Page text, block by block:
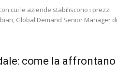
cui le aziende stabiliscono i prezzi
Global Demand Senior Manager di
come la affrontano